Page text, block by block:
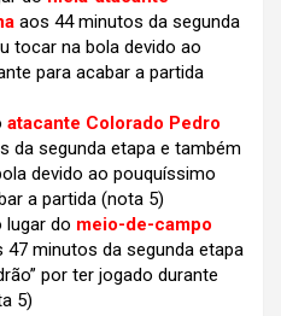
aos 44 minutos da segunda
tocar na bola devido ao
para acabar a partida
atacante Colorado Pedro
da segunda etapa e também
devido ao pouquíssimo
a partida (nota 5)
lugar do meio-de-campo
47 minutos da segunda etapa
por ter jogado durante
5)